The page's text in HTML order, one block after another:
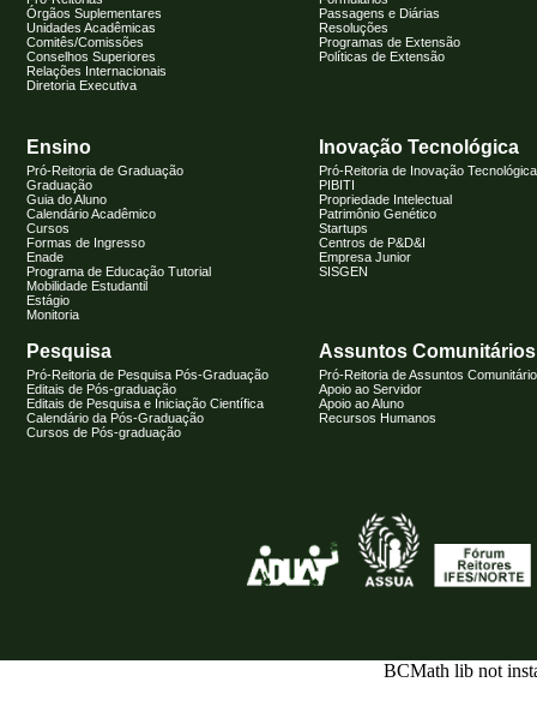
Órgãos Suplementares
Unidades Acadêmicas
Comitês/Comissões
Conselhos Superiores
Relações Internacionais
Diretoria Executiva
Passagens e Diárias
Resoluções
Programas de Extensão
Políticas de Extensão
Ensino Inovação Tecnológica
Pró-Reitoria de Graduação
Graduação
Guia do Aluno
Calendário Acadêmico
Cursos
Formas de Ingresso
Enade
Programa de Educação Tutorial
Mobilidade Estudantil
Estágio
Monitoria
Pró-Reitoria de Inovação Tecnológica
PIBITI
Propriedade Intelectual
Patrimônio Genético
Startups
Centros de P&D&I
Empresa Junior
SISGEN
Pesquisa Assuntos Comunitários
Pró-Reitoria de Pesquisa Pós-Graduação
Editais de Pós-graduação
Editais de Pesquisa e Iniciação Científica
Calendário da Pós-Graduação
Cursos de Pós-graduação
Pró-Reitoria de Assuntos
Apoio ao Servidor
Apoio ao Aluno
Recursos Humanos
BCMath lib not